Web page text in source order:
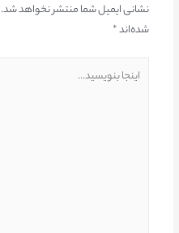
نشانی ایمیل شما منتشر نخواهد شد.
شده‌اند*